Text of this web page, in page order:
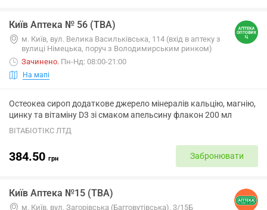
Київ Аптека № 56 (ТВА)
м. Київ, вул. Велика Васильківська, 114 (вхід в аптеку з
вулиці Німецька, поруч з Володимирським ринком)
Зачинено. Пн-Нд: 08:00-21:00
На мапі
Остеокеа сироп додаткове джерело мінералів кальцію, магнію,
цинку та вітаміну D3 зі смаком апельсину флакон 200 мл
ВІТАБІОТІКС ЛТД
384.50 грн Забронювати
Київ Аптека №15 (ТВА)
м. Київ, вул. Загорівська (Багговутівська), 3/15Б